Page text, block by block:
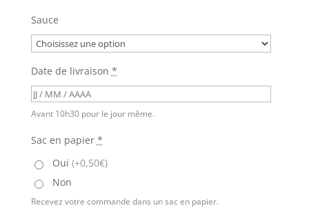
Sauce
Date de livraison *
Avant 10h30 pour le jour même.
Sac en papier *
Oui (+0,50€)
Non
Recevez votre commande dans un sac en papier.